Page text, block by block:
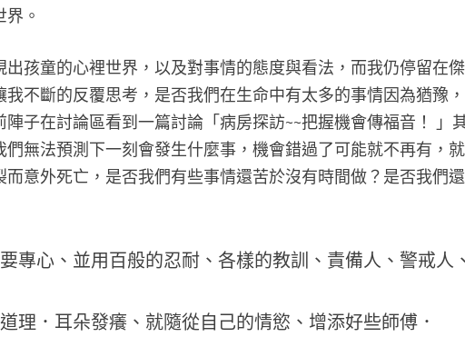
。
孩童的心裡世界，以及對事情的態度與看法，而我仍停留在傑
不斷的反覆思考，是否我們在生命中有太多的事情因為猶豫，
子在討論區看到一篇討論「病房探訪~~把握機會傳福音！ 」
無法預測下一刻會發生什麼事，機會錯過了可能就不再有，就
意外死亡，是否我們有些事情還苦於沒有時間做？是否我們還
專心、並用百般的忍耐、各樣的教訓、責備人、警戒人、
理．耳朵發癢、就隨從自己的情慾、增添好些師傅．